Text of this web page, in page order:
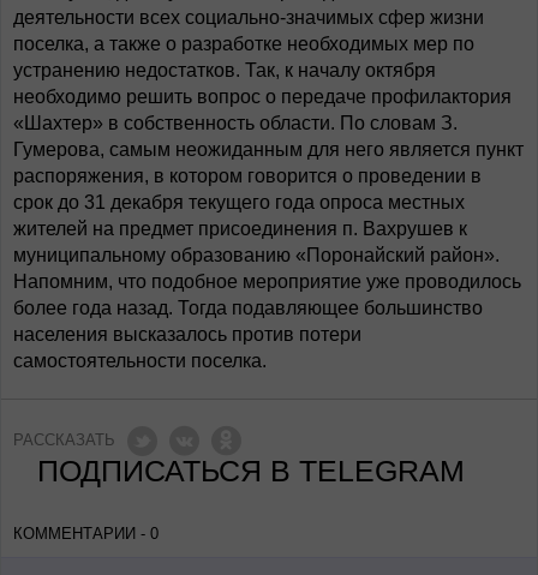
деятельности всех социально-значимых сфер жизни
поселка, а также о разработке необходимых мер по
устранению недостатков. Так, к началу октября
необходимо решить вопрос о передаче профилактория
«Шахтер» в собственность области. По словам З.
Гумерова, самым неожиданным для него является пункт
распоряжения, в котором говорится о проведении в
срок до 31 декабря текущего года опроса местных
жителей на предмет присоединения п. Вахрушев к
муниципальному образованию «Поронайский район».
Напомним, что подобное мероприятие уже проводилось
более года назад. Тогда подавляющее большинство
населения высказалось против потери
самостоятельности поселка.
РАССКАЗАТЬ
ПОДПИСАТЬСЯ В TELEGRAM
КОММЕНТАРИИ - 0